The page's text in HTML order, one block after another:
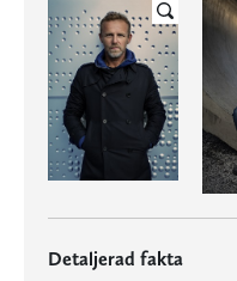
Detaljerad fakta